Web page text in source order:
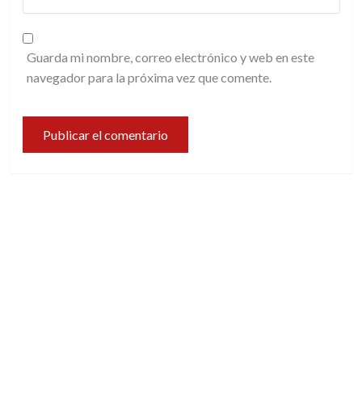
Guarda mi nombre, correo electrónico y web en este
navegador para la próxima vez que comente.